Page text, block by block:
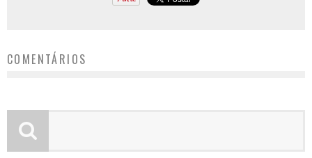
COMENTÁRIOS